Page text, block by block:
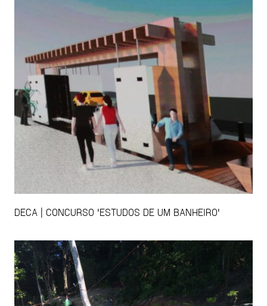
DECA | CONCURSO 'ESTUDOS DE UM BANHEIRO'